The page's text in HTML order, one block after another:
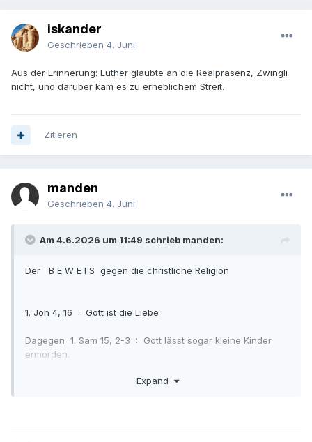
Hier ist keine Kirche.
Hier ist der Jesuitenkolleg.
iskander
Geschrieben 4. Juni
Aus der Erinnerung: Luther glaubte an die Realpräsenz, Zwingli
nicht, und darüber kam es zu erheblichem Streit.
Zitieren
manden
Geschrieben 4. Juni
Am 4.6.2026 um 11:49 schrieb manden:
Der B E W E I S gegen die christliche Religion
1. Joh 4, 16 : Gott ist die Liebe
Dagegen 1. Sam 15, 2-3 : Gott lässt sogar kleine Kinder
ermorden.
Das ist ein KLARER Widerspruch !
Expand